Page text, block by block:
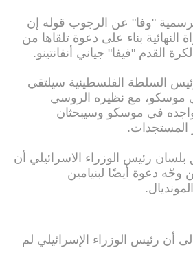
الرسمية "وفا" عن الرجوب قوله إن
بناء على دعوة تلقاها من
القدم "فيفا" جياني أنفانتينو.
السلطة الفلسطينية سيلتقي
موسكو، مع نظيره الروسي
تواجده في موسكو وسيبحثان
المستجدات.
رئيس الوزراء الاسرائيلي أن
وجّه دعوة أيضًا لبنيامين
أن رئيس الوزراء الإسرائيلي لم